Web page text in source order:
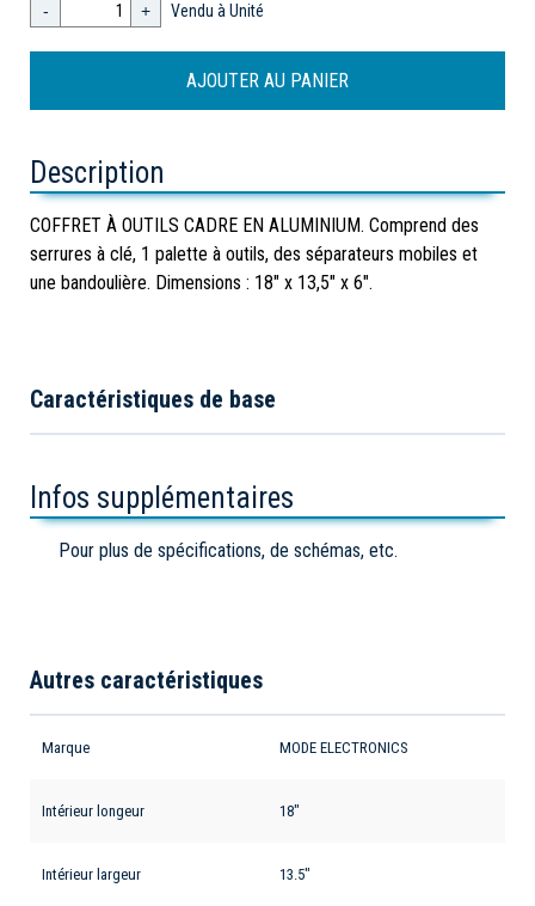
- + Vendu à Unité
Description
COFFRET À OUTILS CADRE EN ALUMINIUM. Comprend des
serrures à clé, 1 palette à outils, des séparateurs mobiles et
une bandoulière. Dimensions : 18" x 13,5" x 6".
Caractéristiques de base
Infos supplémentaires
Pour plus de spécifications, de schémas, etc.
Autres caractéristiques
Marque MODE ELECTRONICS
Intérieur longeur 18"
Intérieur largeur 13.5"